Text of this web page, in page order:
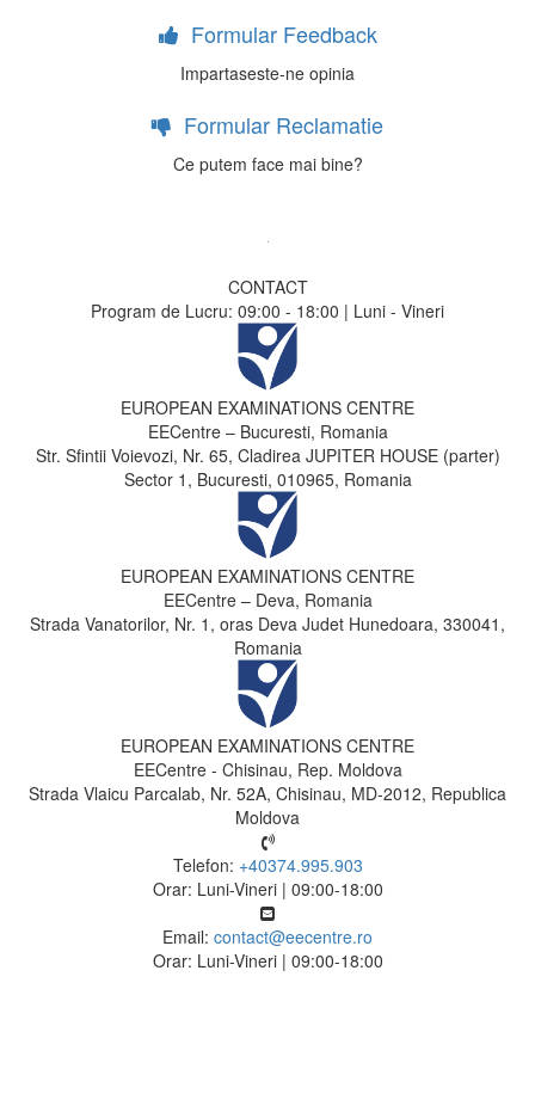
Formular Feedback
Impartaseste-ne opinia
Formular Reclamatie
Ce putem face mai bine?
CONTACT
Program de Lucru: 09:00 - 18:00 | Luni - Vineri
EUROPEAN EXAMINATIONS CENTRE
EECentre – Bucuresti, Romania
Str. Sfintii Voievozi, Nr. 65, Cladirea JUPITER HOUSE (parter)
Sector 1, Bucuresti, 010965, Romania
EUROPEAN EXAMINATIONS CENTRE
EECentre – Deva, Romania
Strada Vanatorilor, Nr. 1, oras Deva Judet Hunedoara, 330041,
Romania
EUROPEAN EXAMINATIONS CENTRE
EECentre - Chisinau, Rep. Moldova
Strada Vlaicu Parcalab, Nr. 52A, Chisinau, MD-2012, Republica
Moldova
Telefon: +40374.995.903
Orar: Luni-Vineri | 09:00-18:00
Email: contact@eecentre.ro
Orar: Luni-Vineri | 09:00-18:00